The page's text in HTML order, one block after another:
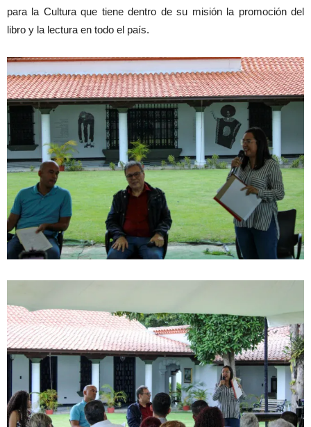
para la Cultura que tiene dentro de su misión la promoción del
libro y la lectura en todo el país.